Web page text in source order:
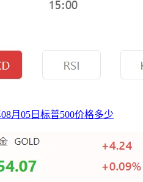
月05日标普500价格多少